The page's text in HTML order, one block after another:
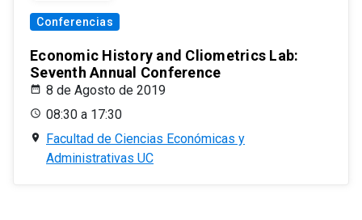
Conferencias
Economic History and Cliometrics Lab:
Seventh Annual Conference
8 de Agosto de 2019
08:30 a 17:30
Facultad de Ciencias Económicas y
Administrativas UC